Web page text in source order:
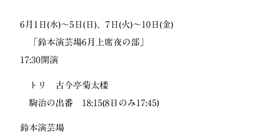
6月1日(水)〜5日(日)、7日(火)〜10日(金)
「鈴本演芸場6月上席夜の部」
17:30開演
トリ 古今亭菊太楼
駒治の出番 18:15(8日のみ17:45)
鈴本演芸場